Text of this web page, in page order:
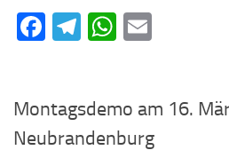
Facebook
Telegram
WhatsApp
Montagsdemo am 16.
Neubrandenburg